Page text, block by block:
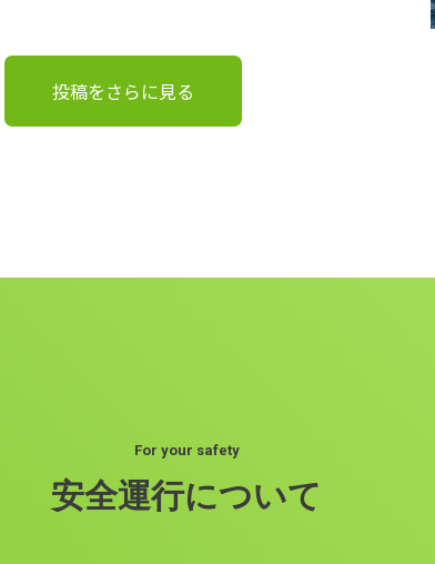
投稿をさらに見る
For your safety
安全運行について